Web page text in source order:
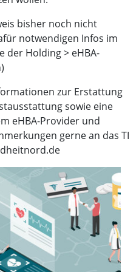
bisher noch nicht
notwendigen Infos im
Holding > eHBA-
zur Erstattung
sowie eine
eHBA-Provider und
gerne an das TI